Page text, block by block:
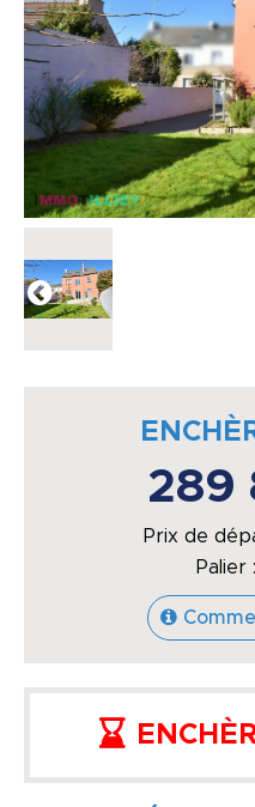
289
Prix de
Palier :